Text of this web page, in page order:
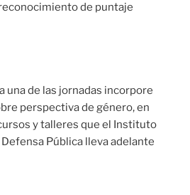
de puntaje
una de las jornadas incorpore
perspectiva de género, en
y talleres que el Instituto
Pública lleva adelante